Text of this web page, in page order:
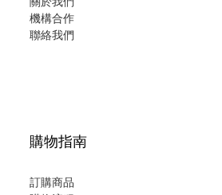
機構合作
聯絡我們
購物指南
訂購商品